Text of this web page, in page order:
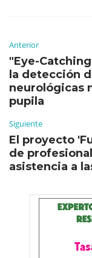
Anterior
"Eye-
la detección
neurológicas
pupila
Siguiente
El proyecto
de
asistencia a